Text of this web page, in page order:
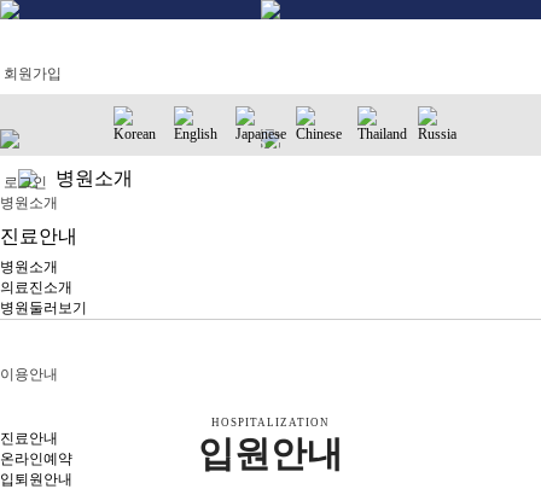
회원가입
로그인
병원소개
병원소개
의료진소개
병원둘러보기
이용안내
진료안내
온라인예약
입퇴원안내
이용안내
고든병원은 바르고 곧은 진료를 합니다.
HOSPITALIZATION
입원안내